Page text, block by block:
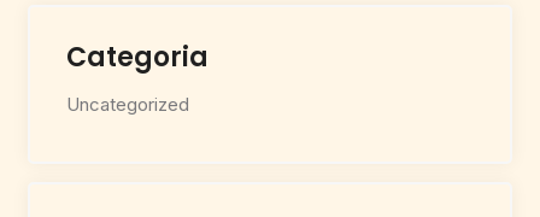
Categoria
Uncategorized